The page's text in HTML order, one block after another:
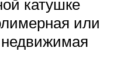
катушке
или